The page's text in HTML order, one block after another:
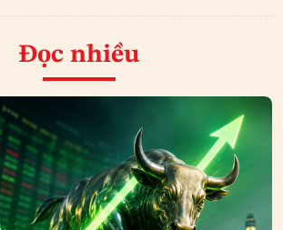
Đọc nhiều